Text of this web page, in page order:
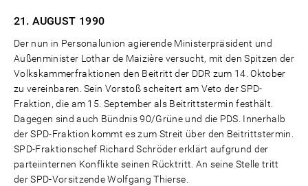
21. AUGUST 1990
Der nun in Personalunion agierende Ministerpräsident und
Außenminister Lothar de Maizière versucht, mit den Spitzen der
Volkskammerfraktionen den Beitritt der DDR zum 14. Oktober
zu vereinbaren. Sein Vorstoß scheitert am Veto der SPD-
Fraktion, die am 15. September als Beitrittstermin festhält.
Dagegen sind auch Bündnis 90/Grüne und die PDS. Innerhalb
der SPD-Fraktion kommt es zum Streit über den Beitrittstermin.
SPD-Fraktionschef Richard Schröder erklärt aufgrund der
parteiinternen Konflikte seinen Rücktritt. An seine Stelle tritt
der SPD-Vorsitzende Wolfgang Thierse.